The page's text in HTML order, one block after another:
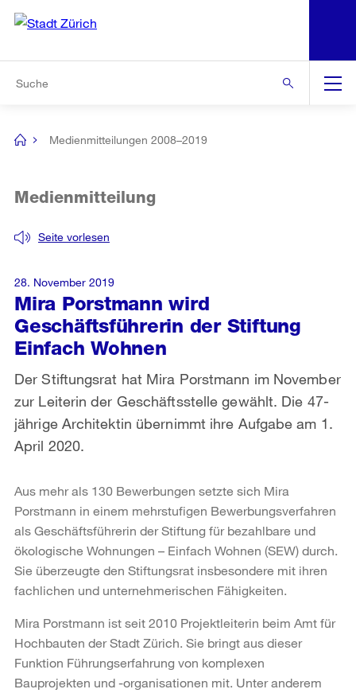
Navigation
[no
Medienmitteilungen 2008–2019
Mira Porstmann wird
Geschäftsführerin der Stiftung
Einfach Wohnen
Seite vorlesen
Medienmitteilung
Der Stiftungsrat hat Mira Porstmann im November
zur Leiterin der Geschäftsstelle gewählt. Die 47-
jährige Architektin übernimmt ihre Aufgabe am 1.
April 2020.
28. November 2019
Aus mehr als 130 Bewerbungen setzte sich Mira
Porstmann in einem mehrstufigen Bewerbungsverfahren
als Geschäftsführerin der Stiftung für bezahlbare und
ökologische Wohnungen – Einfach Wohnen (SEW) durch.
Sie überzeugte den Stiftungsrat insbesondere mit ihren
fachlichen und unternehmerischen Fähigkeiten.
Mira Porstmann ist seit 2010 Projektleiterin beim Amt für
Hochbauten der Stadt Zürich. Sie bringt aus dieser
Funktion Führungserfahrung von komplexen
Bauprojekten und -organisationen mit. Unter anderem